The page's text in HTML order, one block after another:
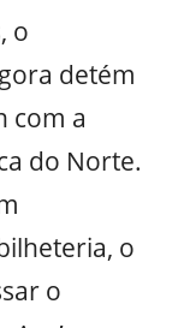
o
detém
com a
do Norte.
o
o